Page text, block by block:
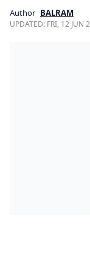
Author BALRAM
UPDATED: FRI, 12 JUN